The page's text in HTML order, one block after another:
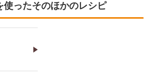
使ったそのほかのレシピ